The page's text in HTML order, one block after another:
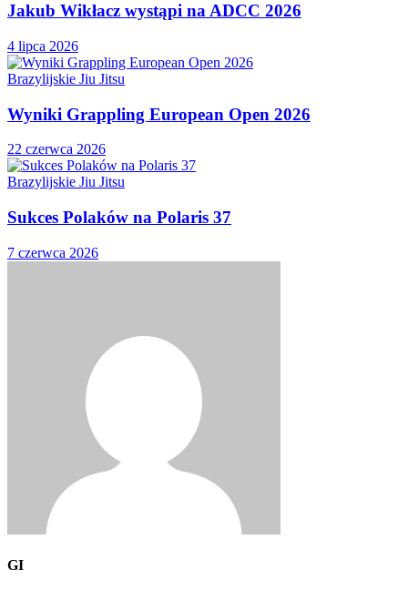
Jakub Wikłacz wystąpi na ADCC 2026
4 lipca 2026
Brazylijskie Jiu Jitsu
Wyniki Grappling European Open 2026
22 czerwca 2026
Brazylijskie Jiu Jitsu
Sukces Polaków na Polaris 37
7 czerwca 2026
GI